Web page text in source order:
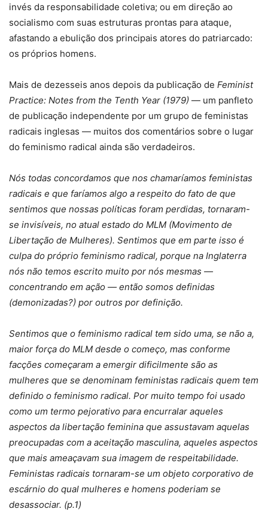
invés da responsabilidade coletiva; ou em direção ao
socialismo com suas estruturas prontas para ataque,
afastando a ebulição dos principais atores do patriarcado:
os próprios homens.
Mais de dezesseis anos depois da publicação de Feminist
Practice: Notes from the Tenth Year (1979) — um panfleto
de publicação independente por um grupo de feministas
radicais inglesas — muitos dos comentários sobre o lugar
do feminismo radical ainda são verdadeiros.
Nós todas concordamos que nos chamaríamos feministas
radicais e que faríamos algo a respeito do fato de que
sentimos que nossas políticas foram perdidas, tornaram-
se invisíveis, no atual estado do MLM (Movimento de
Libertação de Mulheres). Sentimos que em parte isso é
culpa do próprio feminismo radical, porque na Inglaterra
nós não temos escrito muito por nós mesmas —
concentrando em ação — então somos definidas
(demonizadas?) por outros por definição.
Sentimos que o feminismo radical tem sido uma, se não a,
maior força do MLM desde o começo, mas conforme
facções começaram a emergir dificilmente são as
mulheres que se denominam feministas radicais quem tem
definido o feminismo radical. Por muito tempo foi usado
como um termo pejorativo para encurralar aqueles
aspectos da libertação feminina que assustavam aquelas
preocupadas com a aceitação masculina, aqueles aspectos
que mais ameaçavam sua imagem de respeitabilidade.
Feministas radicais tornaram-se um objeto corporativo de
escárnio do qual mulheres e homens poderiam se
desassociar. (p.1)